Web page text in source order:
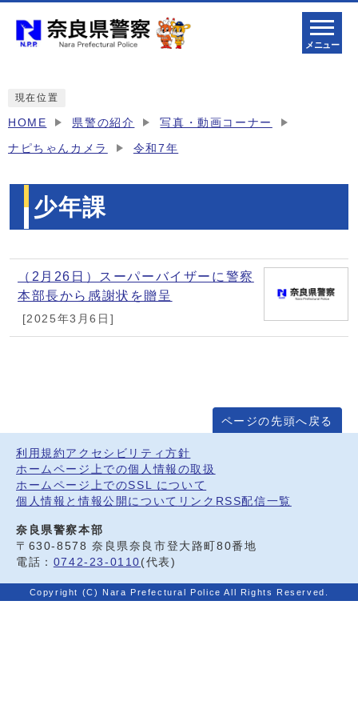
メニュー
現在位置
HOME 県警の紹介 写真・動画コーナー
ナピちゃんカメラ 令和7年
少年課
メインメニュー
（2月26日）スーパーバイザーに警察
本部長から感謝状を贈呈
[2025年3月6日]
ページの先頭へ戻る
利用規約 アクセシビリティ方針
ホームページ上での個人情報の取扱
ホームページ上でのSSL について
個人情報と情報公開について リンク RSS配信一覧
奈良県警察本部
〒630-8578 奈良県奈良市登大路町80番地
電話： 0742-23-0110 (代表)
Copyright (C) Nara Prefectural Police All Rights Reserved.